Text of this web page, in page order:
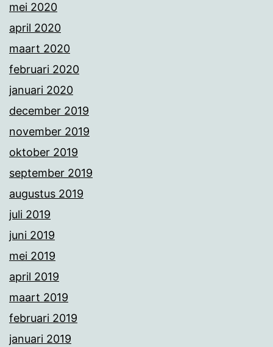
mei 2020
april 2020
maart 2020
februari 2020
januari 2020
december 2019
november 2019
oktober 2019
september 2019
augustus 2019
juli 2019
juni 2019
mei 2019
april 2019
maart 2019
februari 2019
januari 2019